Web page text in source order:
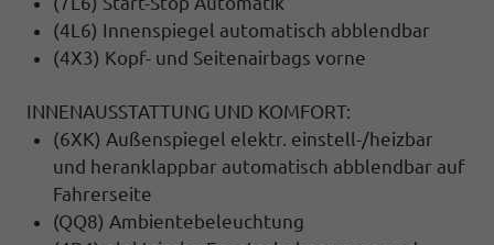
(4L6) Innenspiegel automatisch abblendbar
(4X3) Kopf- und Seitenairbags vorne
INNENAUSSTATTUNG UND KOMFORT:
(6XK) Außenspiegel elektr. einstell-/heizbar
und heranklappbar automatisch abblendbar auf
Fahrerseite
(QQ8) Ambientebeleuchtung